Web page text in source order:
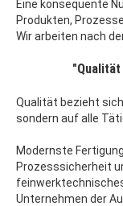
Eine konsequente
Produkten,
Wir arbeiten nach
Qualität bezieht
sondern auf alle
Modernste
Prozesssicherheit
Unternehmen der